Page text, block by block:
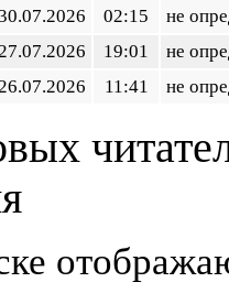
02:15
не
19:01
не
11:41 не